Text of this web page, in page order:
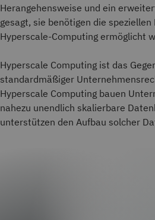
Herangehensweise und ein
gesagt, sie benötigen die
Hyperscale-Computing ermöglicht
Hyperscale Computing ist das
standardmäßiger
Hyperscale Computing bauen
nahezu unendlich skalierbare
unterstützen den Aufbau solcher